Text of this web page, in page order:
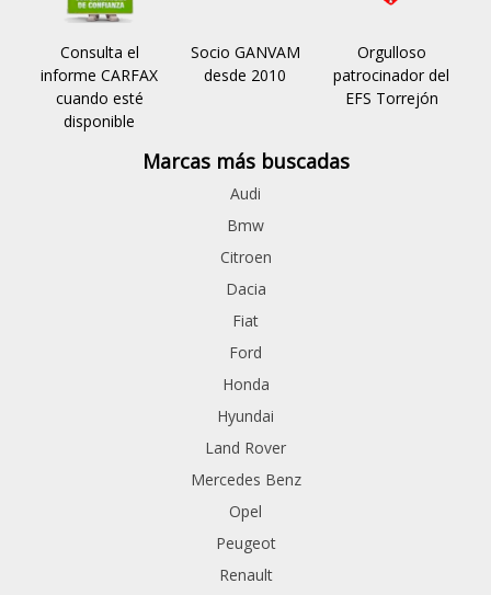
Consulta el
informe CARFAX
cuando esté
disponible
Socio GANVAM
desde 2010
Orgulloso
patrocinador del
EFS Torrejón
Marcas más buscadas
Audi
Bmw
Citroen
Dacia
Fiat
Ford
Honda
Hyundai
Land Rover
Mercedes Benz
Opel
Peugeot
Renault